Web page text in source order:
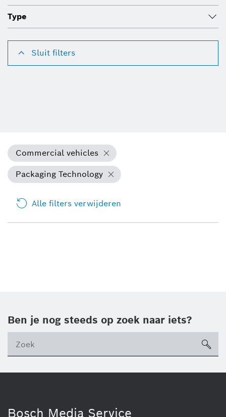
Type
Sluit filters
Commercial vehicles
Packaging Technology
Alle filters verwijderen
Ben je nog steeds op zoek naar iets?
Bosch Media Service